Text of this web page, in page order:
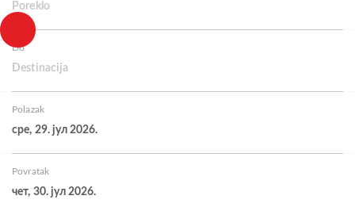
Poreklo
Do
Destinacija
Polazak
сре, 29. јул 2026.
Povratak
чет, 30. јул 2026.